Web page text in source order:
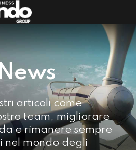
articoli come
team, migliorare
e rimanere sempre
nel mondo degli